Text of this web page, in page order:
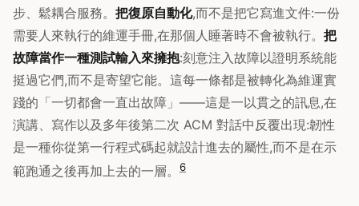
步、鬆耦合服務。 把復原自動化,而不是把它寫進文件:一份
需要人來執行的維運手冊,在那個人睡著時不會被執行。 把
故障當作一種測試輸入來擁抱:刻意注入故障以證明系統能
挺過它們,而不是寄望它能。這每一條都是被轉化為維運實
踐的「一切都會一直出故障」——這是一以貫之的訊息,在
演講、寫作以及多年後第二次 ACM 對話中反覆出現:韌性
是一種你從第一行程式碼起就設計進去的屬性,而不是在示
範跑通之後再加上去的一層。
6